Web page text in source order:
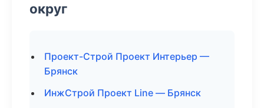
округ
Проект-Строй Проект Интерьер —
Брянск
ИнжСтрой Проект Line — Брянск